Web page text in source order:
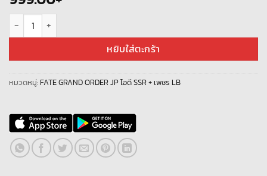
จำนวน Fate Grand Order JP LB- Z022 + เพชร 2000+ ชิ้น
หยิบใส่ตะกร้า
หมวดหมู่: FATE GRAND ORDER JP ไอดี SSR + เพชร LB